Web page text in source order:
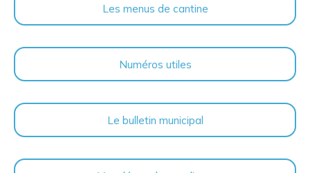
Les menus de cantine
Numéros utiles
Le bulletin municipal